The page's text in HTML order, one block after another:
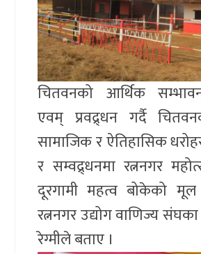
चितवनको आर्थिक
एवम् प्रवद्र्धन गर्दै
सामाजिक र ऐतिहासिक
र सम्वद्र्धनमा रत्ननगर
दूरगामी महत्व बोकेको
रत्ननगर उद्योग वाणिज्य
रेग्मीले बताए ।